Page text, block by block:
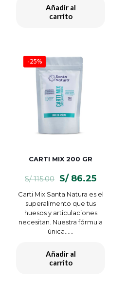
Añadir al
carrito
-25%
CARTI MIX 200 GR
S/115.00
El
original
era:
S/ 115.00.
S/86.25El
actual
S/ 86.25.
Carti Mix Santa Natura es el
superalimento que tus
huesos y articulaciones
necesitan. Nuestra fórmula
única…...
Añadir al
carrito